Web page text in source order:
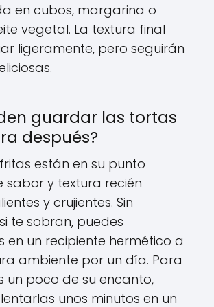
en cubos, margarina o
vegetal. La textura final
ligeramente, pero seguirán
guardar las tortas
después?
están en su punto
sabor y textura recién
y crujientes. Sin
te sobran, puedes
en un recipiente hermético a
ambiente por un día. Para
un poco de su encanto,
unos minutos en un